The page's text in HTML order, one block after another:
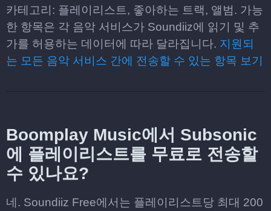
카테고리: 플레이리스트, 좋아하는 트랙, 앨범. 가능
한 항목은 각 음악 서비스가 Soundiiz에 읽기 및 추
가를 허용하는 데이터에 따라 달라집니다. 지원되
는 모든 음악 서비스 간에 전송할 수 있는 항목 보기
Boomplay Music에서 Subsonic
에 플레이리스트를 무료로 전송할
수 있나요?
네. Soundiiz Free에서는 플레이리스트당 최대 200